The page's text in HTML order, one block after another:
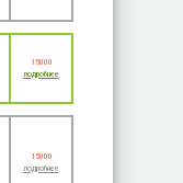
15000
подробнее
15000
подробнее